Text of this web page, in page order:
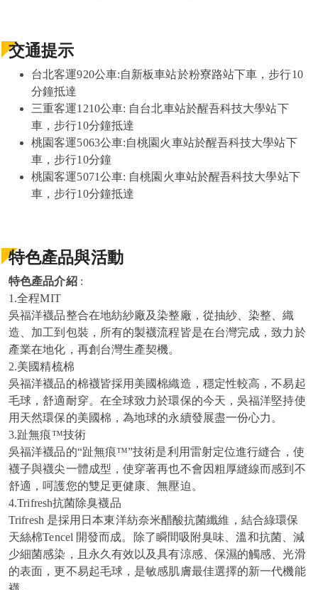
交通提示
台北客運920公車:自新板車站於粉寮路站下車，步行10
分鐘抵達
三重客運1210公車: 自台北車站於醒吾科技大學站下
車，步行10分鐘抵達
桃園客運5063公車:自桃園火車站於醒吾科技大學站下
車，步行10分鐘
桃園客運5071公車: 自桃園火車站於醒吾科技大學站下
車，步行10分鐘抵達
特色產品與活動
特色產品介紹:
1.全程MIT
吳福洋襪品整合在地紡紗廠及染整廠，從抽紗、染整、織
造、加工到包裝，所有的製襪流程皆是在台灣完成，致力於
產業在地化，再創台灣生產契機。
2.美國精梳棉
吳福洋襪品的棉襪皆採用美國棉織造，穩定性較高，不易起
毛球，舒適耐穿。在全球致力於環保的今天，吳福洋堅持使
用天然環保的美國棉，為地球的永續發展盡一份心力。
3.趾無痕™技術
吳福洋襪品的“趾無痕™”技術是利用雷射定位進行縫合，使
襪子與襪尖一體成型，使穿著再也不會因粗厚縫線而感到不
舒適，呵護您的雙足更健康、無壓迫。
4.Trifresh抗菌除臭襪品
Trifresh 是採用日本東洋紡奈米醋酸抗菌纖維，結合綠環保
天絲棉Tencel 開發而成。除了瞬間吸附臭味、溫和抗菌、減
少細菌感染，且永久有效以及具有涼感、保濕的觸感、光滑
的表面，更不易起毛球，是敏感肌膚最佳選擇的新一代機能